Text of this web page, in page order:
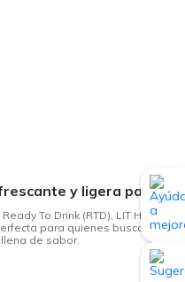
LIT Hard Seltzer: bebida refrescante y ligera para disfrutar de este verano
To Drink (RTD), LIT Hard
para quienes buscan
de sabor.